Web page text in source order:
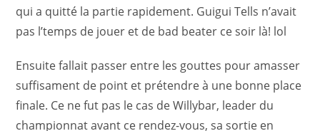
qui a quitté la partie rapidement. Guigui Tells n’avait
pas l’temps de jouer et de bad beater ce soir là! lol
Ensuite fallait passer entre les gouttes pour amasser
suffisament de point et prétendre à une bonne place
finale. Ce ne fut pas le cas de Willybar, leader du
championnat avant ce rendez-vous, sa sortie en